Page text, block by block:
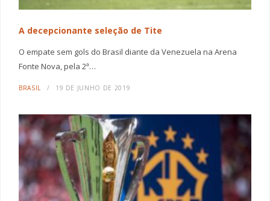
A decepcionante seleção de Tite
O empate sem gols do Brasil diante da Venezuela na Arena
Fonte Nova, pela 2ª…
BRASIL 19 DE JUNHO DE 2019